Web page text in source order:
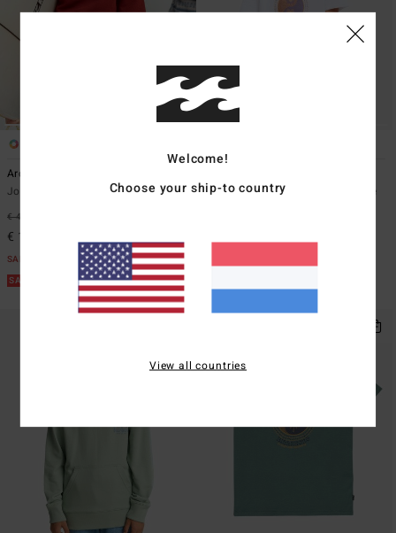
Arch Po
Jongens 8-16 Rood Sweater
€ 49,95
€ 18,73
SALE
SALE ON SALE EXTRA 25%
Jongens 8-16 Wit T-shirt met korte
Welcome!
Choose your ship-to country
View all countries